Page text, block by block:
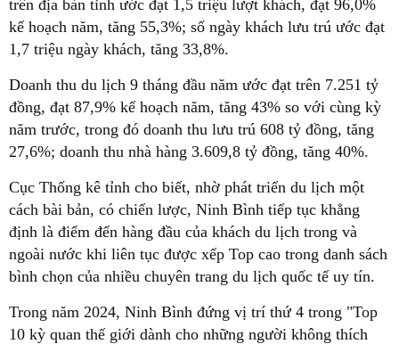
trên địa bàn tỉnh ước đạt 1,5 triệu lượt khách, đạt 96,0%
kế hoạch năm, tăng 55,3%; số ngày khách lưu trú ước đạt
1,7 triệu ngày khách, tăng 33,8%.
Doanh thu du lịch 9 tháng đầu năm ước đạt trên 7.251 tỷ
đồng, đạt 87,9% kế hoạch năm, tăng 43% so với cùng kỳ
năm trước, trong đó doanh thu lưu trú 608 tỷ đồng, tăng
27,6%; doanh thu nhà hàng 3.609,8 tỷ đồng, tăng 40%.
Cục Thống kê tỉnh cho biết, nhờ phát triển du lịch một
cách bài bản, có chiến lược, Ninh Bình tiếp tục khẳng
định là điểm đến hàng đầu của khách du lịch trong và
ngoài nước khi liên tục được xếp Top cao trong danh sách
bình chọn của nhiều chuyên trang du lịch quốc tế uy tín.
Trong năm 2024, Ninh Bình đứng vị trí thứ 4 trong "Top
10 kỳ quan thế giới dành cho những người không thích